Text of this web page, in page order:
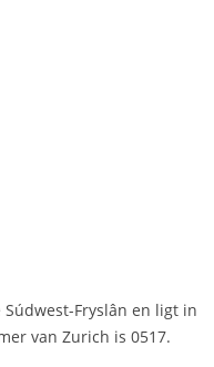
Fryslân en ligt in
van Zurich is 0517.